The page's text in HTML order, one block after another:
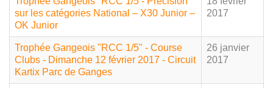
sur les catégories National – X30 Junior –
OK Junior
2017
Trophée Gangeois "RCC 1/5" - Course
Clubs - Dimanche 12 février 2017 - Circuit
Kartix Parc de Ganges
26 janvier
2017